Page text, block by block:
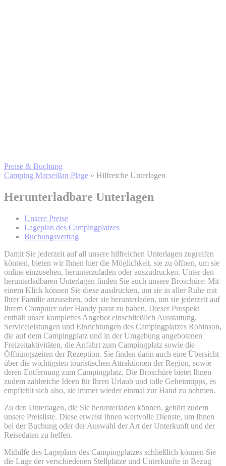
Preise & Buchung
Camping Marseillan Plage » Hilfreiche Unterlagen
Herunterladbare Unterlagen
Unsere Preise
Lageplan des Campingplatzes
Buchungsvertrag
Damit Sie jederzeit auf all unsere hilfreichen Unterlagen zugreifen
können, bieten wir Ihnen hier die Möglichkeit, sie zu öffnen, um sie
online einzusehen, herunterzuladen oder auszudrucken. Unter den
herunterladbaren Unterlagen finden Sie auch unsere Broschüre: Mit
einem Klick können Sie diese ausdrucken, um sie in aller Ruhe mit
Ihrer Familie anzusehen, oder sie herunterladen, um sie jederzeit auf
Ihrem Computer oder Handy parat zu haben. Dieser Prospekt
enthält unser komplettes Angebot einschließlich Ausstattung,
Serviceleistungen und Einrichtungen des Campingplatzes Robinson,
die auf dem Campingplatz und in der Umgebung angebotenen
Freizeitaktivitäten, die Anfahrt zum Campingplatz sowie die
Öffnungszeiten der Rezeption. Sie finden darin auch eine Übersicht
über die wichtigsten touristischen Attraktionen der Region, sowie
deren Entfernung zum Campingplatz. Die Broschüre bietet Ihnen
zudem zahlreiche Ideen für Ihren Urlaub und tolle Geheimtipps, es
empfiehlt sich also, sie immer wieder einmal zur Hand zu nehmen.
Zu den Unterlagen, die Sie herunterladen können, gehört zudem
unsere Preisliste. Diese erweist Ihnen wertvolle Dienste, um Ihnen
bei der Buchung oder der Auswahl der Art der Unterkunft und der
Reisedaten zu helfen.
Mithilfe des Lageplans des Campingplatzes schließlich können Sie
die Lage der verschiedenen Stellplätze und Unterkünfte in Bezug